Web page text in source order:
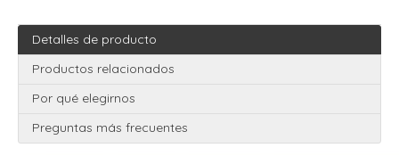
Detalles de producto
Productos relacionados
Por qué elegirnos
Preguntas más frecuentes